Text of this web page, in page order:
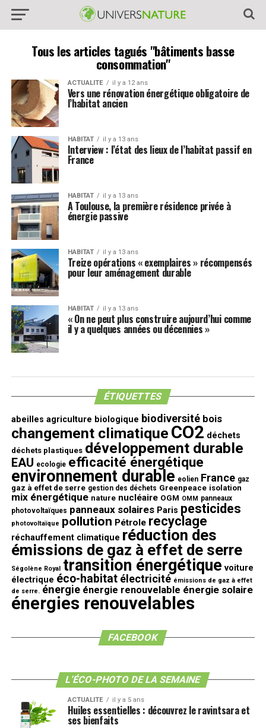
Tous les articles tagués "bâtiments basse
consommation"
ACTUALITE il y a 12 ans
Vers une rénovation énergétique obligatoire de
l’habitat ancien
HABITAT il y a 13 ans
Interview : l’état des lieux de l’habitat passif en
France
HABITAT il y a 13 ans
A Toulouse, la première résidence privée à
énergie passive
HABITAT il y a 13 ans
Treize opérations « exemplaires » récompensés
pour leur aménagement durable
HABITAT il y a 13 ans
« On ne peut plus construire aujourd’hui comme
il y a quelques années ou décennies »
ÉTIQUETTES
abeilles agriculture biologique biodiversité bois
changement climatique CO2 déchets
déchets plastiques développement durable
EAU ecologie efficacité énergétique
environnement durable eolien France gaz
gaz à effet de serre gestion des déchets Greenpeace isolation
mix énergétique nature nucléaire OGM OMM panneaux
photovoltaïques panneaux solaires Paris pesticides
photovoltaïque pollution Pétrole recyclage
réchauffement climatique réduction des
émissions de gaz à effet de serre
Ségolène Royal transition énergétique voiture
électrique éco-habitat électricité émissions de gaz à effet
de serre. énergie énergie renouvelable énergie solaire
énergies renouvelables
FACEBOOK
L’ÉCO-PHOTO DE LA SEMAINE
ACTUALITE il y a 5 ans
Huiles essentielles : découvrez le ravintsara et
ses bienfaits